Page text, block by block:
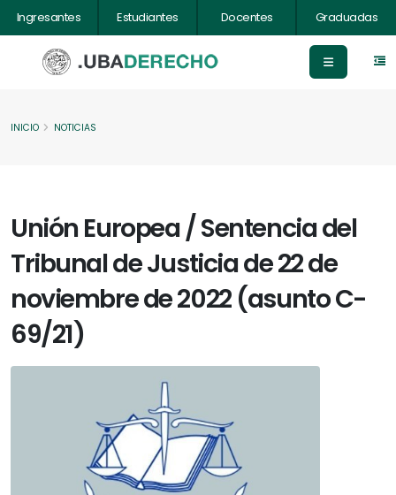
Ingresantes Estudiantes Docentes Graduadas
INICIO NOTICIAS
Unión Europea / Sentencia del
Tribunal de Justicia de 22 de
noviembre de 2022 (asunto C-
69/21)